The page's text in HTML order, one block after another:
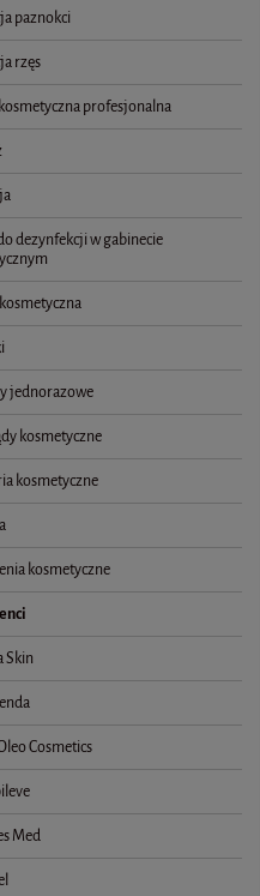
paznokci
rzęs
profesjonalna
dezynfekcji w gabinecie
jednorazowe
kosmetyczne
kosmetyczne
kosmetyczne
Skin
Cosmetics
Med